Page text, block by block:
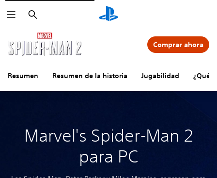
Buscar
Resumen Resumen de la historia Jugabilidad ¿Qué
Comprar ahora
Marvel's Spider-Man 2
para PC